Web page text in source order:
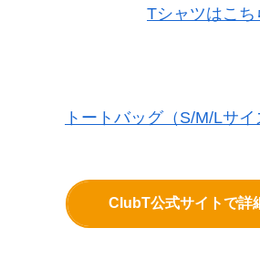
Tシャツはこち
トートバッグ（S/M/Lサ
ClubT公式サイトで詳